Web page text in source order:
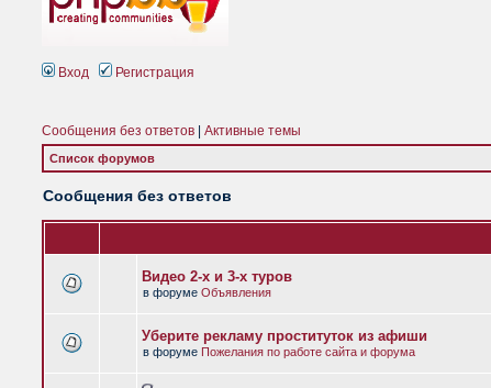
Вход Регистрация
Сообщения без ответов Активные темы
Список форумов
Сообщения без ответов
Видео 2-х и 3-х туров
в форуме Объявления
Уберите рекламу проституток из афиши
в форуме Пожелания по работе сайта и форума